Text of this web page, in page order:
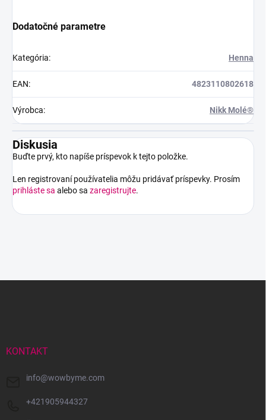
Dodatočné parametre
Kategória: Henna
EAN: 4823110802618
Výrobca: Nikk Molé®
Diskusia
Buďte prvý, kto napíše príspevok k tejto položke.
Len registrovaní používatelia môžu pridávať príspevky. Prosím
prihláste sa alebo sa zaregistrujte.
KONTAKT
info@wowbyme.com
+421905944327